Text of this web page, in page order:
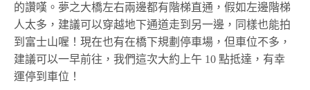
的讚嘆。夢之大橋左右兩邊都有階梯直通，假如左邊階梯
人太多，建議可以穿越地下通道走到另一邊，同樣也能拍
到富士山喔！現在也有在橋下規劃停車場，但車位不多，
建議可以一早前往，我們這次大約上午 10 點抵達，有幸
運停到車位！